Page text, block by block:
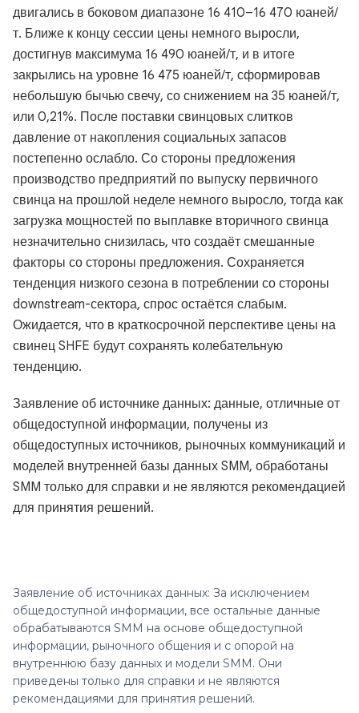
двигались в боковом диапазоне 16 410–16 470 юаней/
т. Ближе к концу сессии цены немного выросли,
достигнув максимума 16 490 юаней/т, и в итоге
закрылись на уровне 16 475 юаней/т, сформировав
небольшую бычью свечу, со снижением на 35 юаней/т,
или 0,21%. После поставки свинцовых слитков
давление от накопления социальных запасов
постепенно ослабло. Со стороны предложения
производство предприятий по выпуску первичного
свинца на прошлой неделе немного выросло, тогда как
загрузка мощностей по выплавке вторичного свинца
незначительно снизилась, что создаёт смешанные
факторы со стороны предложения. Сохраняется
тенденция низкого сезона в потреблении со стороны
downstream-сектора, спрос остаётся слабым.
Ожидается, что в краткосрочной перспективе цены на
свинец SHFE будут сохранять колебательную
тенденцию.
Заявление об источнике данных: данные, отличные от
общедоступной информации, получены из
общедоступных источников, рыночных коммуникаций и
моделей внутренней базы данных SMM, обработаны
SMM только для справки и не являются рекомендацией
для принятия решений.
Заявление об источниках данных: За исключением
общедоступной информации, все остальные данные
обрабатываются SMM на основе общедоступной
информации, рыночного общения и с опорой на
внутреннюю базу данных и модели SMM. Они
приведены только для справки и не являются
рекомендациями для принятия решений.